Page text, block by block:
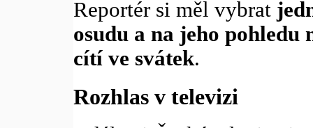
Reportér si měl vybrat
osudu a na jeho pohledu
cítí ve svátek.
Rozhlas v televizi